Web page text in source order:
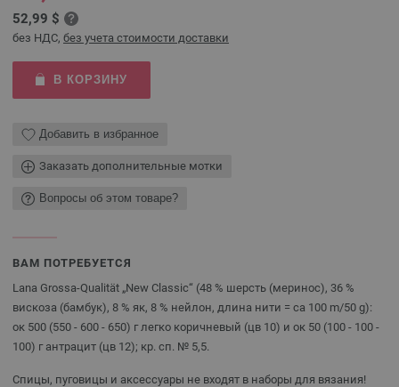
52,99 $
без НДС, без учета стоимости доставки
В КОРЗИНУ
Добавить в избранное
Заказать дополнительные мотки
Вопросы об этом товаре?
ВАМ ПОТРЕБУЕТСЯ
Lana Grossa-Qualität „New Classic“ (48 % шерсть (меринос), 36 %
вискоза (бамбук), 8 % як, 8 % нейлон, длина нити = ca 100 m/50 g):
ок 500 (550 - 600 - 650) г легко коричневый (цв 10) и ок 50 (100 - 100 -
100) г антрацит (цв 12); кр. сп. № 5,5.
Спицы, пуговицы и аксессуары не входят в наборы для вязания!